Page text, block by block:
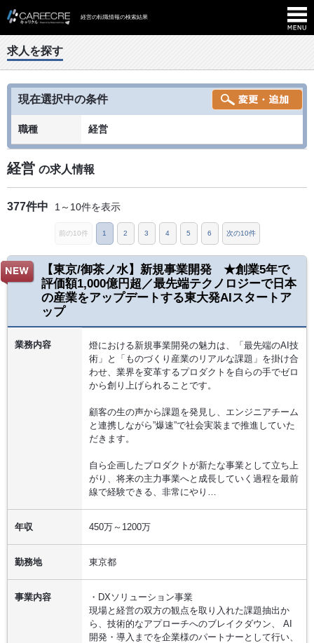
経営の転職情報の検索結果
求人を探す
現在選択中の条件
職種 経営
経営 の求人情報
377件中 1～10件を表示
前の10件 1 2 3 4 5 6 次の10件
【東京/御茶ノ水】新規事業開発 ★創業5年で
評価額1,000億円超／最先端テクノロジーで日本
の産業をアップデートする東大発AIスタートア
ップ
業務内容
燈における新規事業開発の魅力は、「最先端のAI技
術」と「ものづくり産業のリアルな課題」を掛け合
わせ、業界を変革するプロダクトを自らの手でゼロ
から創り上げられることです。
顧客の生の声から課題を発見し、エンジニアチーム
と連携しながら”爆速”で社会実装まで推進していた
だきます。
自ら企画したプロダクトが新たな事業として立ち上
がり、将来の主力事業へと成長していく過程を最前
線で経験できる、非常にやり…
年収 450万～1200万
勤務地 東京都
事業内容
・DXソリューション事業
現場と経営の双方の観点を取り入れた課題抽出か
ら、技術的なアプローチへのブレイクダウン、 AI
開発・導入までを企業様のパートナーとして行い、